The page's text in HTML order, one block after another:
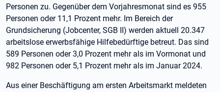
Personen zu. Gegenüber dem Vorjahresmonat sind es 955
Personen oder 11,1 Prozent mehr. Im Bereich der
Grundsicherung (Jobcenter, SGB II) werden aktuell 20.347
arbeitslose erwerbsfähige Hilfebedürftige betreut. Das sind
589 Personen oder 3,0 Prozent mehr als im Vormonat und
982 Personen oder 5,1 Prozent mehr als im Januar 2024.
Aus einer Beschäftigung am ersten Arbeitsmarkt meldeten